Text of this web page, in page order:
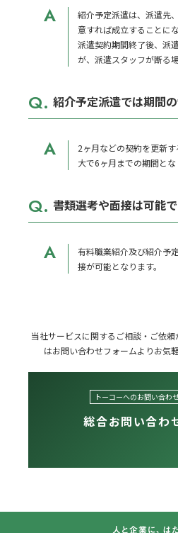
A
紹介予定派遣は、派遣先
意すれば成立することにな
派遣契約期間終了後、派
が、派遣スタッフが断る
Q. 紹介予定派遣では期間
A
2ヶ月などの契約を更新
大で6ヶ月までの期間とな
Q. 書類選考や面接は可能
A
有料職業紹介及び紹介予
接が可能となります。
当社サービスに関するご相談・ご依頼
はお問い合わせフォームよりお気
トーコーへのお問い合わ
総合お問い合わ